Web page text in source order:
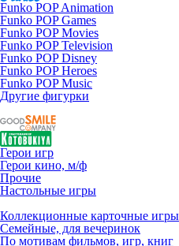
Funko POP Animation
Funko POP Games
Funko POP Movies
Funko POP Television
Funko POP Disney
Funko POP Heroes
Funko POP Music
Другие фигурки
Герои игр
Герои кино, м/ф
Прочие
Настольные игры
Коллекционные карточные игры
Семейные, для вечеринок
По мотивам фильмов, игр, книг